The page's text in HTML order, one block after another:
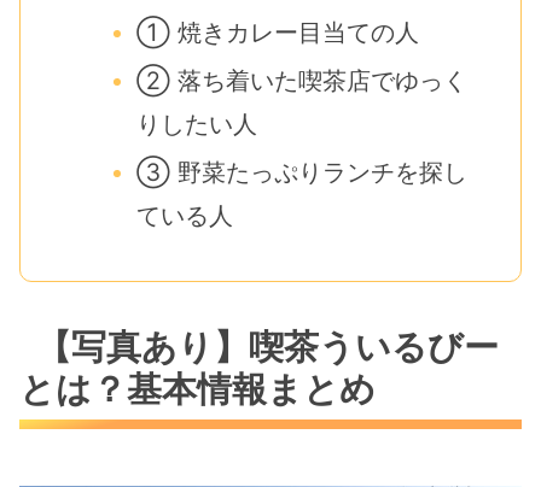
① 焼きカレー目当ての人
② 落ち着いた喫茶店でゆっく
りしたい人
③ 野菜たっぷりランチを探し
ている人
【写真あり】喫茶ういるびー
とは？基本情報まとめ